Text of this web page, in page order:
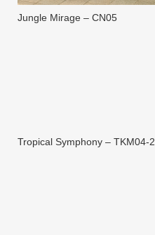
Jungle Mirage – CN05
Tropical Symphony – TKM04-2